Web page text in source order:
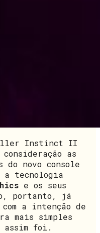
Instinct II
as
novo console
a tecnologia
e os seus
portanto, já
a intenção de
mais simples
assim foi.